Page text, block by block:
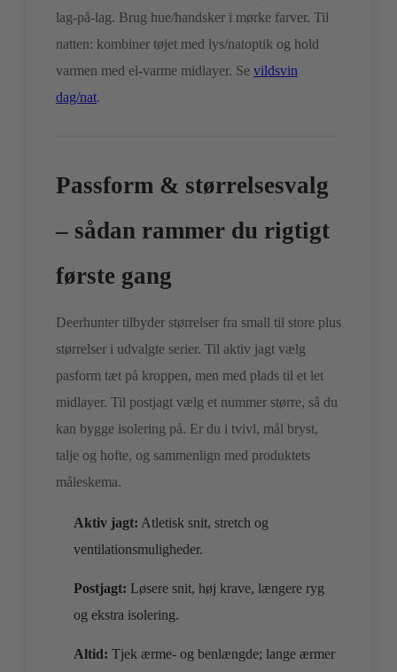
lag-på-lag. Brug hue/handsker i mørke farver. Til
natten: kombiner tøjet med lys/natoptik og hold
varmen med el-varme midlayer. Se vildsvin
dag/nat.
Passform & størrelsesvalg
– sådan rammer du rigtigt
første gang
Deerhunter tilbyder størrelser fra small til store plus
størrelser i udvalgte serier. Til aktiv jagt vælg
pasform tæt på kroppen, men med plads til et let
midlayer. Til postjagt vælg et nummer større, så du
kan bygge isolering på. Er du i tvivl, mål bryst,
talje og hofte, og sammenlign med produktets
måleskema.
Aktiv jagt: Atletisk snit, stretch og
ventilationsmuligheder.
Postjagt: Løsere snit, høj krave, længere ryg
og ekstra isolering.
Altid: Tjek ærme- og benlængde; lange ærmer